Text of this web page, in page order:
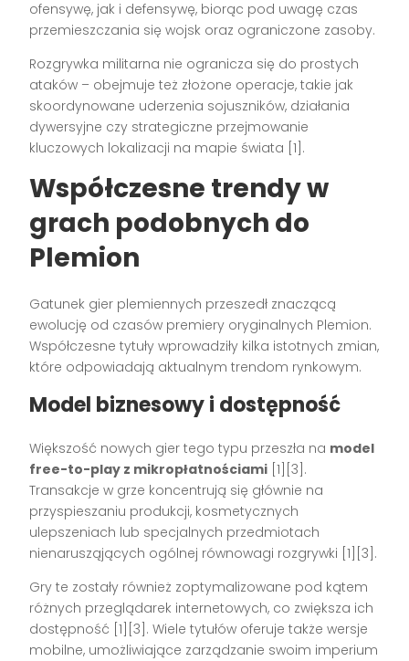
ofensywę, jak i defensywę, biorąc pod uwagę czas
przemieszczania się wojsk oraz ograniczone zasoby.
Rozgrywka militarna nie ogranicza się do prostych
ataków – obejmuje też złożone operacje, takie jak
skoordynowane uderzenia sojuszników, działania
dywersyjne czy strategiczne przejmowanie
kluczowych lokalizacji na mapie świata [1].
Współczesne trendy w
grach podobnych do
Plemion
Gatunek gier plemiennych przeszedł znaczącą
ewolucję od czasów premiery oryginalnych Plemion.
Współczesne tytuły wprowadziły kilka istotnych zmian,
które odpowiadają aktualnym trendom rynkowym.
Model biznesowy i dostępność
Większość nowych gier tego typu przeszła na model
free-to-play z mikropłatnościami [1][3].
Transakcje w grze koncentrują się głównie na
przyspieszaniu produkcji, kosmetycznych
ulepszeniach lub specjalnych przedmiotach
nienarusząjących ogólnej równowagi rozgrywki [1][3].
Gry te zostały również zoptymalizowane pod kątem
różnych przeglądarek internetowych, co zwiększa ich
dostępność [1][3]. Wiele tytułów oferuje także wersje
mobilne, umożliwiające zarządzanie swoim imperium